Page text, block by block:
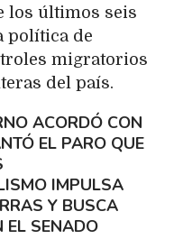
los últimos seis
política de
migratorios
del país.
ACORDÓ CON
EL PARO QUE
IMPULSA
Y BUSCA
EL SENADO